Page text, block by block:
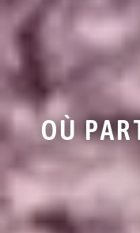
OÙ